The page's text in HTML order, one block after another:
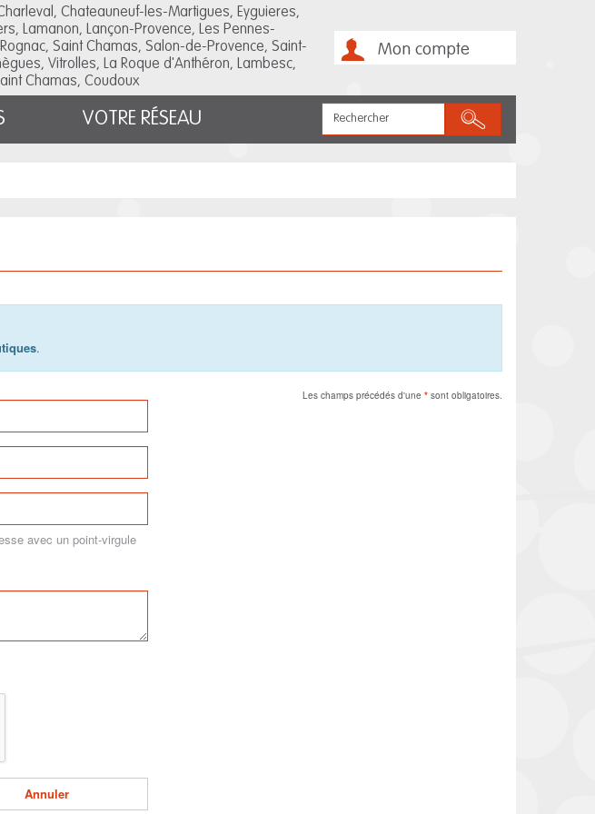
Chateauneuf-les-Martigues, Eyguieres,
Lamanon, Lançon-Provence, Les Pennes-
Saint Chamas, Salon-de-Provence, Saint-
Vitrolles, La Roque d'Anthéron, Lambesc,
Chamas, Coudoux
Mon compte
VOTRE RÉSEAU Rechercher
.
Les champs précédés d'une * sont obligatoires.
avec un point-virgule
Annuler